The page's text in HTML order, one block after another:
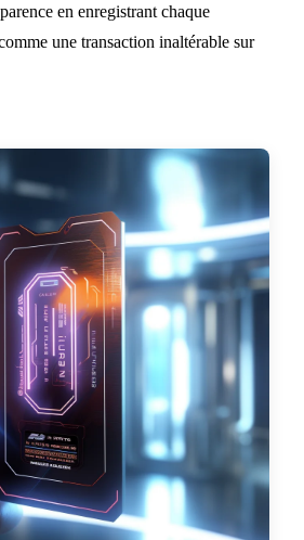
en enregistrant chaque
une transaction inaltérable sur